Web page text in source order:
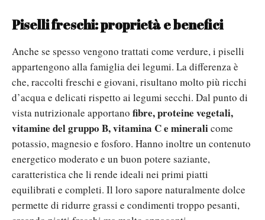
Piselli freschi: proprietà e benefici
Anche se spesso vengono trattati come verdure, i piselli
appartengono alla famiglia dei legumi. La differenza è
che, raccolti freschi e giovani, risultano molto più ricchi
d’acqua e delicati rispetto ai legumi secchi. Dal punto di
vista nutrizionale apportano fibre, proteine vegetali,
vitamine del gruppo B, vitamina C e mineralicome
potassio, magnesio e fosforo. Hanno inoltre un contenuto
energetico moderato e un buon potere saziante,
caratteristica che li rende ideali nei primi piatti
equilibrati e completi. Il loro sapore naturalmente dolce
permette di ridurre grassi e condimenti troppo pesanti,